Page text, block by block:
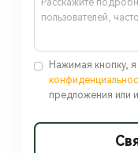
Нажимая кнопку,
предложения или